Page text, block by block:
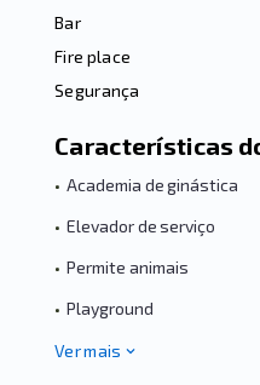
Bar
Fire place
Segurança
Características
• Academia de ginástica
• Elevador de serviço
• Permite animais
• Playground
Ver mais